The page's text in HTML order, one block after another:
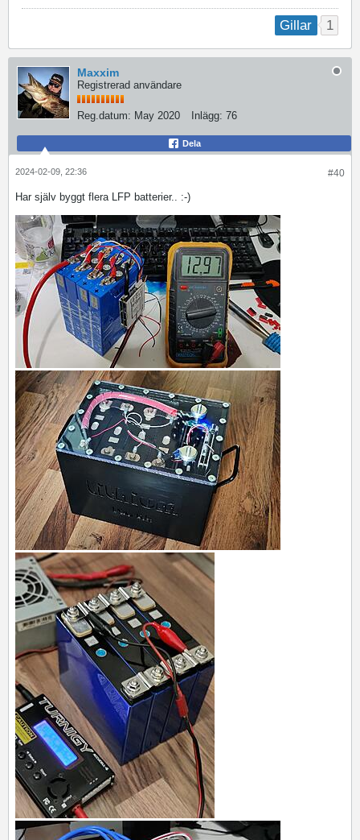
Gillar 1
Maxxim
Registrerad användare
Reg.datum: May 2020 Inlägg: 76
Dela
#40
2024-02-09, 22:36
Har själv byggt flera LFP batterier.. :-)